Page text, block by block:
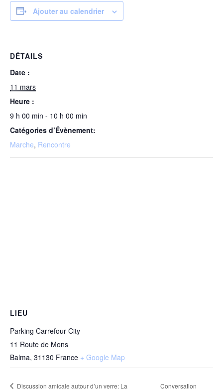
Ajouter au calendrier
DÉTAILS
Date :
11 mars
Heure :
9 h 00 min - 10 h 00 min
Catégories d’Évènement:
Marche, Rencontre
LIEU
Parking Carrefour City
11 Route de Mons
Balma, 31130 France + Google Map
Discussion amicale autour d’un verre: La Conversation